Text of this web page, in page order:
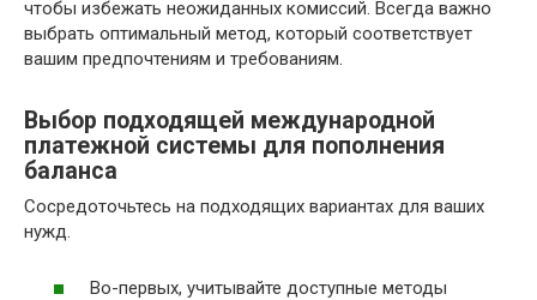
чтобы избежать неожиданных комиссий. Всегда важно
выбрать оптимальный метод, который соответствует
вашим предпочтениям и требованиям.
Выбор подходящей международной
платежной системы для пополнения
баланса
Сосредоточьтесь на подходящих вариантах для ваших
нужд.
Во-первых, учитывайте доступные методы